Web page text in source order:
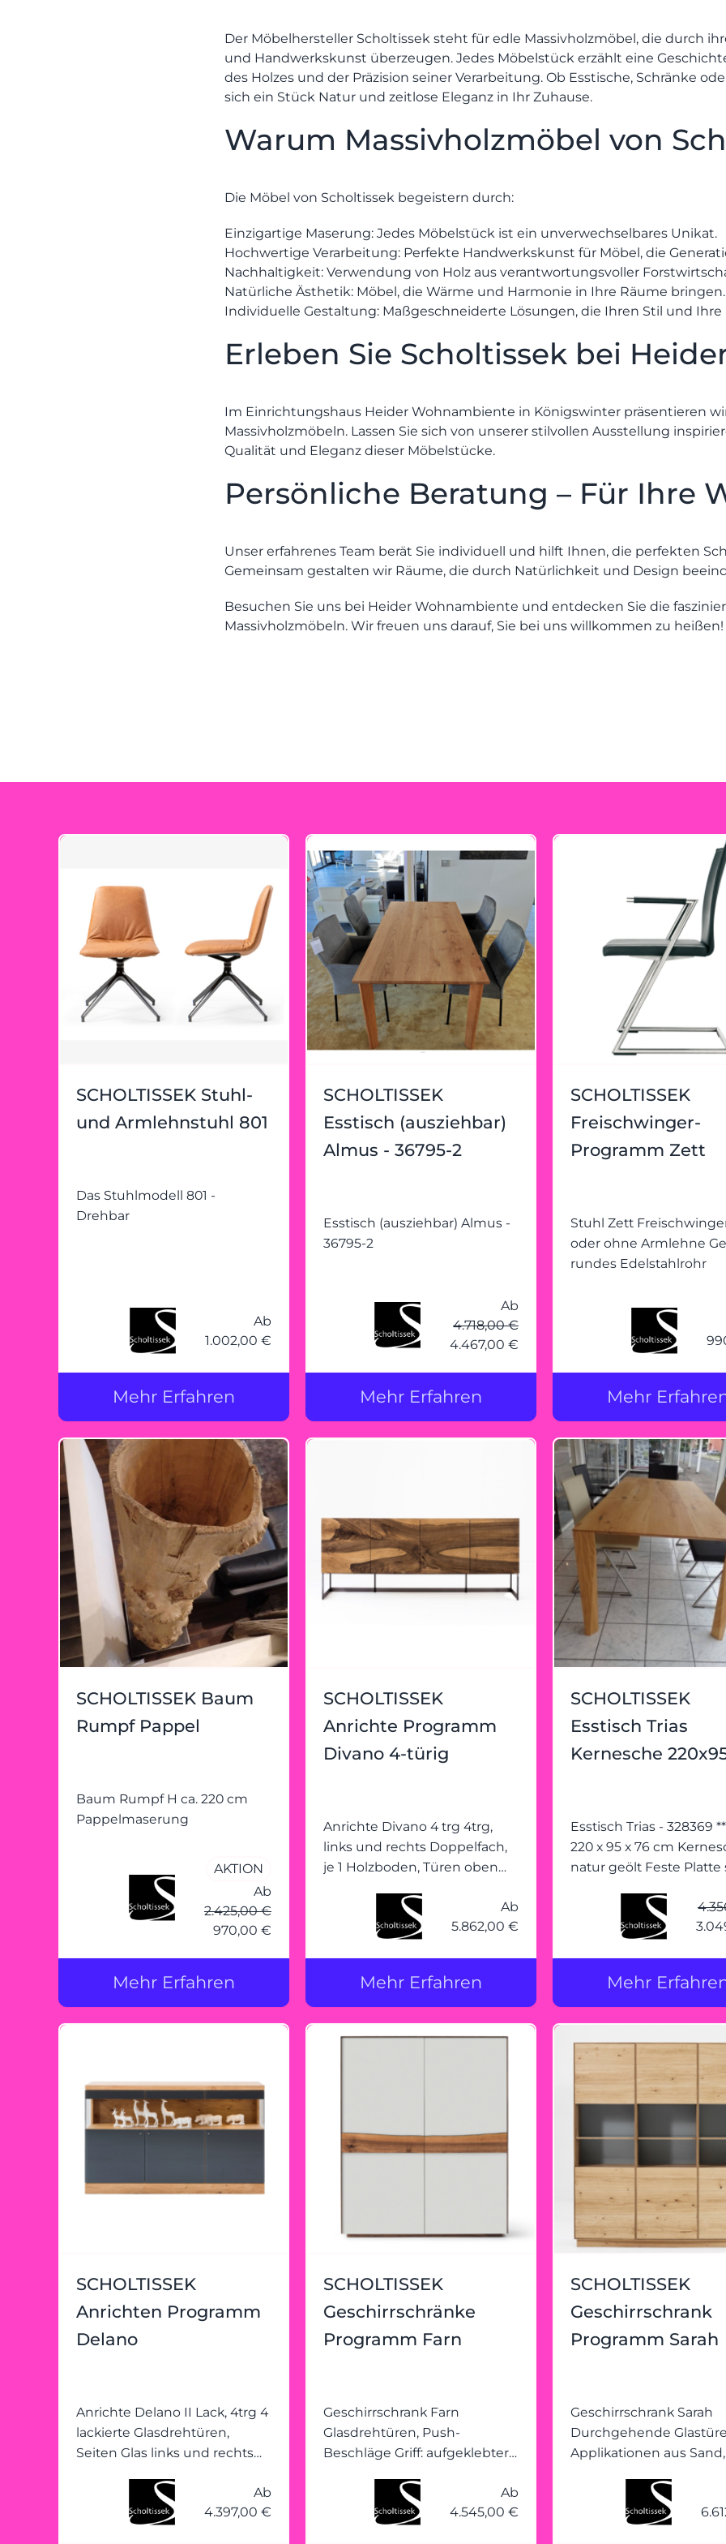
HERSTELLER
EVENTS
STYLES
RHEINWERK
MÖBEL
MÖBEL
Der Möbelhersteller Scholtissek steht für edle Massivholzmöbel, die durch
und Handwerkskunst überzeugen. Jedes Möbelstück erzählt eine
des Holzes und der Präzision seiner Verarbeitung. Ob Esstische, Schränke
sich ein Stück Natur und zeitlose Eleganz in Ihr Zuhause.
Warum Massivholzmöbel von
Die Möbel von Scholtissek begeistern durch:
Einzigartige Maserung: Jedes Möbelstück ist ein unverwechselbares Unikat.
Hochwertige Verarbeitung: Perfekte Handwerkskunst für Möbel, die
Nachhaltigkeit: Verwendung von Holz aus verantwortungsvoller
Natürliche Ästhetik: Möbel, die Wärme und Harmonie in Ihre Räume bringen.
Individuelle Gestaltung: Maßgeschneiderte Lösungen, die Ihren Stil und
Erleben Sie Scholtissek bei
Im Einrichtungshaus Heider Wohnambiente in Königswinter präsentieren
Massivholzmöbeln. Lassen Sie sich von unserer stilvollen Ausstellung
Qualität und Eleganz dieser Möbelstücke.
Persönliche Beratung – Für Ihre
Unser erfahrenes Team berät Sie individuell und hilft Ihnen, die perfekten
Gemeinsam gestalten wir Räume, die durch Natürlichkeit und Design
Besuchen Sie uns bei Heider Wohnambiente und entdecken Sie die
Massivholzmöbeln. Wir freuen uns darauf, Sie bei uns willkommen zu heißen!
SCHOLTISSEK Stuhl-
und Armlehnstuhl 801
Das Stuhlmodell 801 -
Drehbar
Ab
1.002,00 €
Mehr Erfahren
SCHOLTISSEK
Esstisch (ausziehbar)
Almus - 36795-2
Esstisch (ausziehbar) Almus -
36795-2
Ab
4.718,00 €
4.467,00 €
Mehr Erfahren
SCHOLTISSEK
Freischwinger-
Programm Zett
Stuhl Zett
oder ohne Armlehne
rundes Edelstahlrohr
Mehr
SCHOLTISSEK Baum
Rumpf Pappel
Baum Rumpf H ca. 220 cm
Pappelmaserung
AKTION
Ab
2.425,00 €
970,00 €
Mehr Erfahren
SCHOLTISSEK
Anrichte Programm
Divano 4-türig
Anrichte Divano 4 trg 4trg,
links und rechts Doppelfach,
je 1 Holzboden, Türen oben
und rechts mit Glas belegt,
Sockelgestell: Eisen
Ab
5.862,00 €
Mehr Erfahren
SCHOLTISSEK
Esstisch Trias
Kernesche
Esstisch Trias - 328369 ** BTH:
220 x 95 x 76 cm
natur geölt Feste Platte
Stollen: dreieckig
angeschnitten
Mehr
SCHOLTISSEK
Anrichten Programm
Delano
Anrichte Delano II Lack, 4trg 4
lackierte Glasdrehtüren,
Seiten Glas links und rechts
Holzboden, vorn
unterschnitten, Mitte:
Ab
4.397,00 €
SCHOLTISSEK
Geschirrschränke
Programm Farn
Geschirrschrank Farn
Glasdrehtüren, Push-
Beschläge Griff: aufgeklebter
je Seite 4 Holzböden, vorn
unterschnitten Rückwand:
Ab
4.545,00 €
SCHOLTISSEK
Geschirrschrank
Programm Sarah
Geschirrschrank Sarah
Durchgehende
Applikationen aus Sand,
Rahmen und Füllung,
Mitte schlicht
Senden